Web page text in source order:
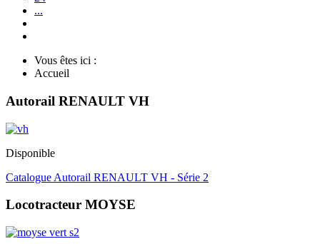
...
Vous êtes ici :
Accueil
Autorail RENAULT VH
Disponible
Catalogue Autorail RENAULT VH - Série 2
Locotracteur MOYSE